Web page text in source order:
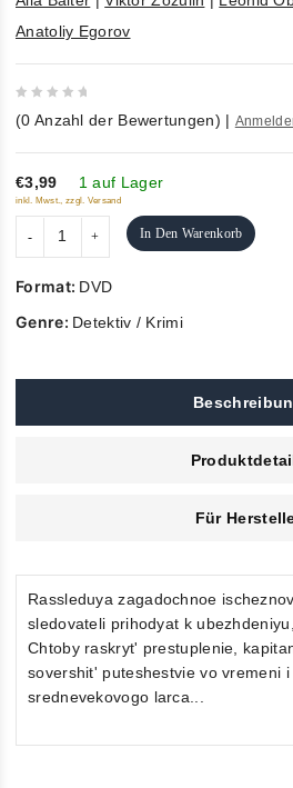
Anatoliy Egorov
out
of
5
(0 Anzahl der Bewertungen) |
€3,99 1 auf Lager
inkl. Mwst., zzgl. Versand
In Den Warenkorb
Format: DVD
Genre: Detektiv / Krimi
Für
Rassleduya zagadochnoe
sledovateli prihodyat k
Chtoby raskryt' prestuplenie,
sovershit' puteshestvie vo vremeni
srednevekovogo larca...